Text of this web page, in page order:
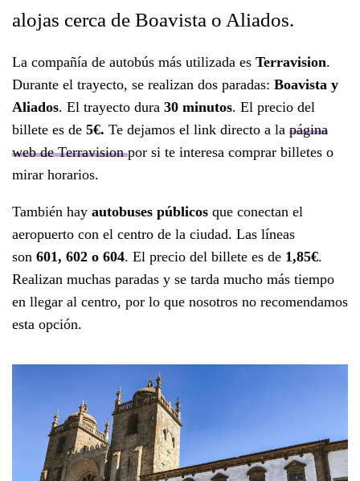
alojas cerca de Boavista o Aliados.
La compañía de autobús más utilizada es Terravision.
Durante el trayecto, se realizan dos paradas: Boavista y
Aliados. El trayecto dura 30 minutos. El precio del
billete es de 5€. Te dejamos el link directo a la página
web de Terravisionpor si te interesa comprar billetes o
mirar horarios.
También hay autobuses públicos que conectan el
aeropuerto con el centro de la ciudad. Las líneas
son 601, 602 o 604. El precio del billete es de 1,85€.
Realizan muchas paradas y se tarda mucho más tiempo
en llegar al centro, por lo que nosotros no recomendamos
esta opción.